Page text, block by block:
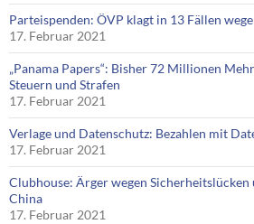
Parteispenden: ÖVP klagt in 13 Fällen
17. Februar 2021
„Panama Papers“: Bisher 72 Millionen
Steuern und Strafen
17. Februar 2021
Verlage und Datenschutz: Bezahlen mit
17. Februar 2021
Clubhouse: Ärger wegen
China
17. Februar 2021